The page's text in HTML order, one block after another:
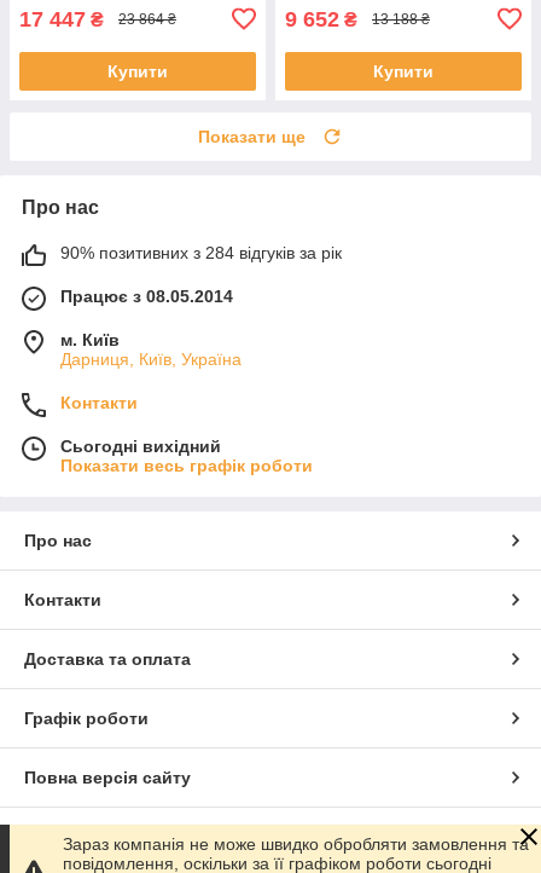
17 447 ₴ 23 864 ₴
Купити
9 652 ₴ 13 188 ₴
Купити
Показати ще
Про нас
90% позитивних з 284 відгуків за рік
Працює з 08.05.2014
м. Київ
Дарниця, Київ, Україна
Контакти
Сьогодні вихідний
Показати весь графік роботи
Про нас
Контакти
Доставка та оплата
Графік роботи
Повна версія сайту
Сайт створено на маркетплейсі Prom.ua
Зараз компанія не може швидко обробляти замовлення та
повідомлення, оскільки за її графіком роботи сьогодні